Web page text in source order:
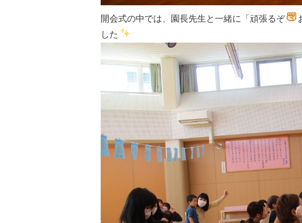
開会式の中では、園長先生と一緒に「頑張るぞ
した